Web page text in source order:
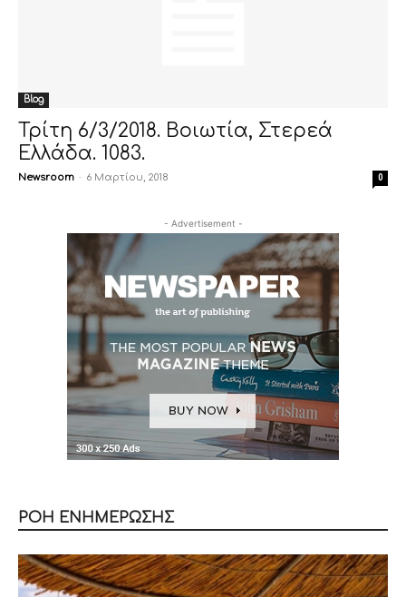
Blog
Τρίτη 6/3/2018. Βοιωτία, Στερεά
Ελλάδα. 1083.
Newsroom - 6 Μαρτίου, 2018 0
- Advertisement -
ΡΟΗ ΕΝΗΜΕΡΩΣΗΣ